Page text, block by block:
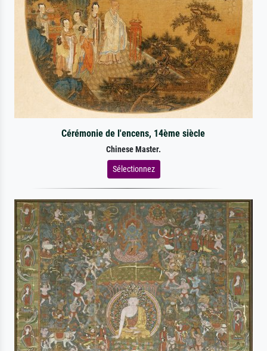
Cérémonie de l'encens, 14ème siècle
Chinese Master.
Sélectionnez